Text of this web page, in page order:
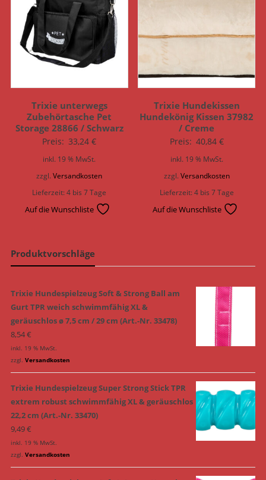
Trixie unterwegs
Zubehörtasche Pet
Storage 28866 / Schwarz
Preis: 33,24€
inkl. 19 % MwSt.
zzgl.Versandkosten
Lieferzeit:4 bis 7 Tage
Auf die Wunschliste
Trixie Hundekissen
Hundekönig Kissen 37982
/ Creme
Preis: 40,84 €
inkl. 19 % MwSt.
zzgl. Versandkosten
Lieferzeit:4 bis 7 Tage
Auf die Wunschliste
Produktvorschläge
Trixie Hundespielzeug Soft & Strong Ball am
Gurt TPR weich schwimmfähig XL &
geräuschlos ø 7,5 cm / 29 cm (Art.-Nr. 33478)
8,54€
inkl. 19 % MwSt.
zzgl. Versandkosten
Trixie Hundespielzeug Super Strong Stick TPR
extrem robust schwimmfähig XL & geräuschlos
22,2 cm (Art.-Nr. 33470)
9,49€
inkl. 19 % MwSt.
zzgl. Versandkosten